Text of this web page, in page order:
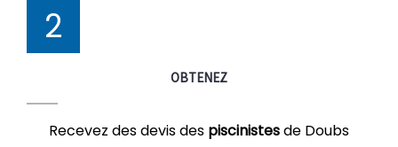
2
OBTENEZ
Recevez des devis des piscinistesde Doubs